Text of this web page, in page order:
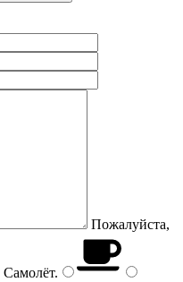
Пожалуйста,
Самолёт.